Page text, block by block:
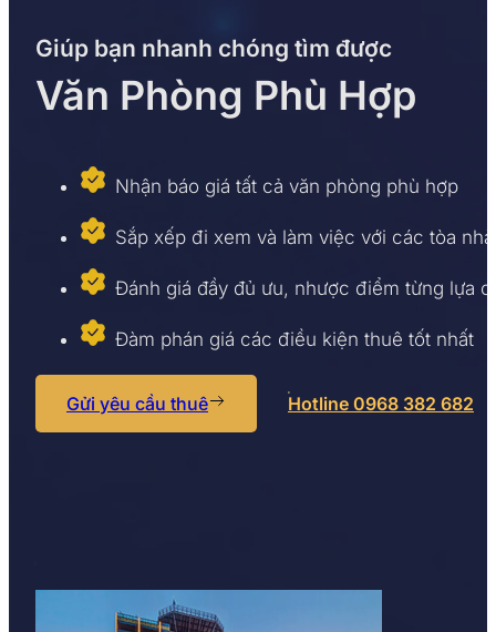
Giúp bạn nhanh chóng tìm được
Văn Phòng Phù Hợp
Nhận báo giá tất cả văn phòng phù hợp
Sắp xếp đi xem và làm việc với các tòa nhà
Đánh giá đầy đủ ưu, nhược điểm từng lựa
Đàm phán giá các điều kiện thuê tốt nhất
Gửi yêu cầu thuê Hotline 0968 382 682